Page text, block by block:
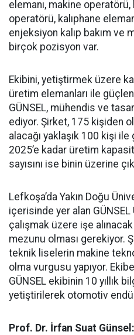
elemanı, makine
operatörü, kalıphane
enjeksiyon kalıp bakım ve
birçok pozisyon var.
Ekibini, yetiştirmek üzere
üretim elemanları ile
GÜNSEL, mühendis ve
ediyor. Şirket, 175 kişiden
alacağı yaklaşık 100 kişi
2025’e kadar üretim
sayısını ise binin üzerine
Lefkoşa’da Yakın Doğu
içerisinde yer alan
çalışmak üzere işe
mezunu olması gerekiyor.
teknik liselerin makine
olma vurgusu yapıyor.
GÜNSEL ekibinin 10 yıllık
yetiştirilerek otomotiv
Prof. Dr. İrfan Suat Günsel: